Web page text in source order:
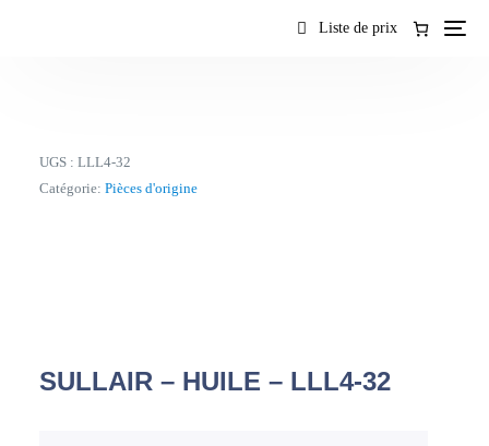
Liste de prix
UGS :LLL4-32
Catégorie:Pièces d'origine
SULLAIR – HUILE – LLL4-32